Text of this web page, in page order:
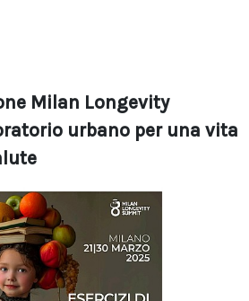
Milan Longevity
urbano per una vita